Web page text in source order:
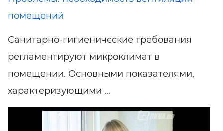
помещений
Санитарно-гигиенические требования
регламентируют микроклимат в
помещении. Основными показателями,
характеризующими ...